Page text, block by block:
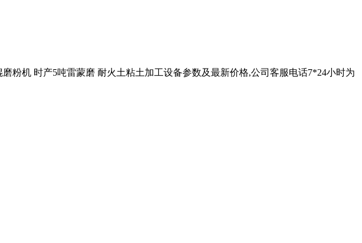
粉机 时产5吨雷蒙磨 耐火土粘土加工设备参数及最新价格,公司客服电话7*24小时为